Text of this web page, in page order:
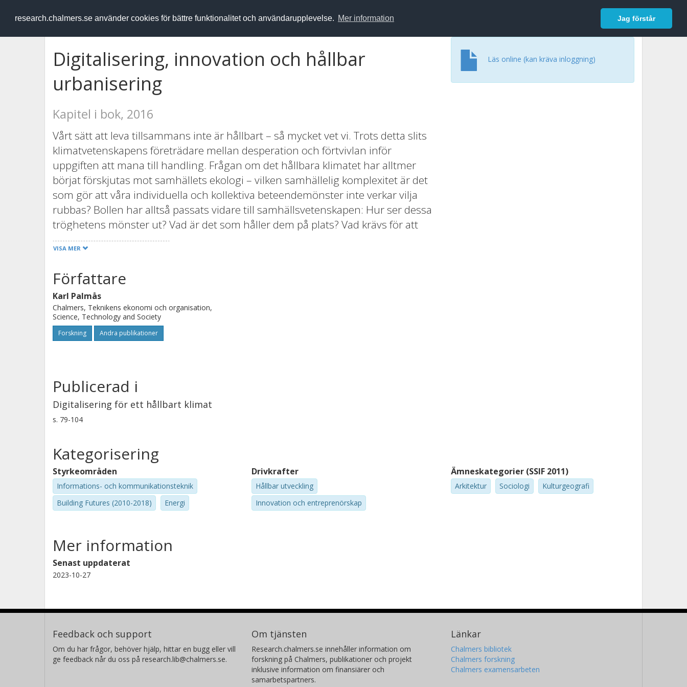
research.chalmers.se använder cookies för bättre funktionalitet och användarupplevelse. Mer information Jag förstår
RESEARCH.chalmers.se Logga in
Digitalisering, innovation och hållbar
urbanisering
Kapitel i bok, 2016
Vårt sätt att leva tillsammans inte är hållbart – så mycket vet vi. Trots detta slits
klimatvetenskapens företrädare mellan desperation och förtvivlan inför
uppgiften att mana till handling. Frågan om det hållbara klimatet har alltmer
börjat förskjutas mot samhällets ekologi – vilken samhällelig komplexitet är det
som gör att våra individuella och kollektiva beteendemönster inte verkar vilja
rubbas? Bollen har alltså passats vidare till samhällsvetenskapen: Hur ser dessa
tröghetens mönster ut? Vad är det som håller dem på plats? Vad krävs för att
bryta dem? I försöken att svara på dessa frågor ställs förhoppningar till
digitaliseringen. Vissa bedömare menar att en smartare, digital infrastruktur
digitaliseringen som ett verktyg för att förstå och accelerera
omställningsprocessen som sådan. Denna artikel kommer att undersöka dessa
båda förhoppningar: Hur kan en smartare, mer digital infrastruktur fungera?
Hur kan en sådan infrastruktur hjälpa oss att experimentera oss fram till nya,
hållbarare levnadsmönster?
VISA MER
Läs online (kan kräva inloggning)
Författare
Karl Palmås
Chalmers, Teknikens ekonomi och organisation,
Science, Technology and Society
Forskning Andra publikationer
Publicerad i
Digitalisering för ett hållbart klimat
s. 79-104
Kategorisering
Styrkeområden
Informations- och kommunikationsteknik
Building Futures (2010-2018)
Energi
Drivkrafter
Hållbar utveckling
Innovation och entreprenörskap
Ämneskategorier (SSIF 2011)
Arkitektur Sociologi Kulturgeografi
Mer information
Senast uppdaterat
2023-10-27
Feedback och support
Om du har frågor, behöver hjälp, hittar en bugg eller vill
ge feedback når du oss på research.lib@chalmers.se.
Om tjänsten
Research.chalmers.se innehåller information om
forskning på Chalmers, publikationer och projekt
inklusive information om finansiärer och
samarbetspartners.
Länkar
Chalmers bibliotek
Chalmers forskning
Chalmers examensarbeten